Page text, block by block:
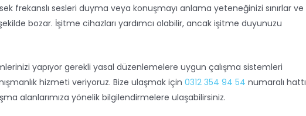
frekanslı sesleri duyma veya konuşmayı anlama yeteneğinizi sınırlar ve
bozar. İşitme cihazları yardımcı olabilir, ancak işitme duyunuzu
yapıyor gerekli yasal düzenlemelere uygun çalışma sistemleri
hizmeti veriyoruz. Bize ulaşmak için 0312 354 94 54 numaralı hattı
alanlarımıza yönelik bilgilendirmelere ulaşabilirsiniz.